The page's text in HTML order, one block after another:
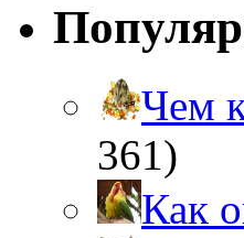
Чем
361)
Как